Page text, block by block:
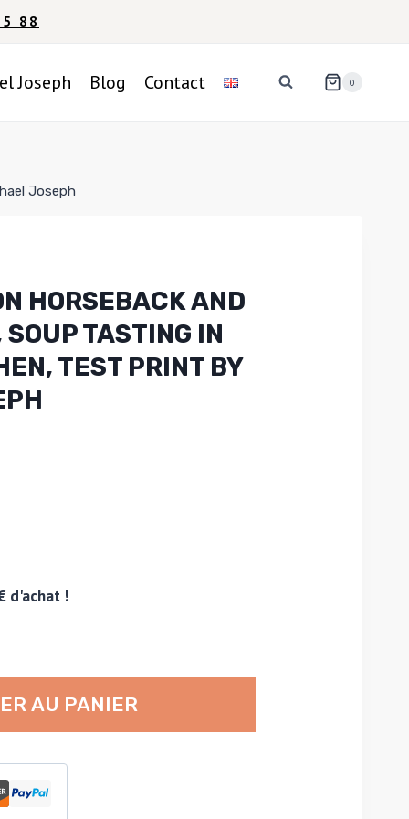
88
Joseph Blog Contact 0
Joseph
HORSEBACK AND
TASTING IN
TEST PRINT BY
d'achat !
AU PANIER